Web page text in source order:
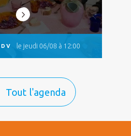
le jeudi 06/08 à 12:00
Tout l'agenda